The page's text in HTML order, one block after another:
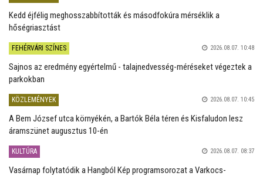
Kedd éjfélig meghosszabbították és másodfokúra mérséklik a
hőségriasztást
FEHÉRVÁRI SZÍNES 2026.08.07. 10:48
Sajnos az eredmény egyértelmű - talajnedvesség-méréseket végeztek a
parkokban
KÖZLEMÉNYEK 2026.08.07. 10:45
A Bem József utca környékén, a Bartók Béla téren és Kisfaludon lesz
áramszünet augusztus 10-én
KULTÚRA 2026.08.07. 08:37
Vasárnap folytatódik a Hangból Kép programsorozat a Varkocs-